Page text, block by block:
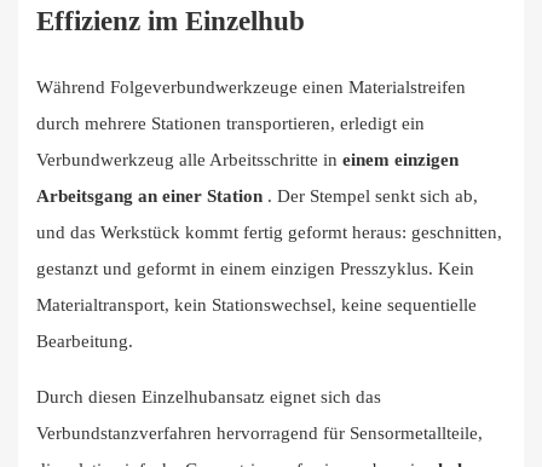
Effizienz im Einzelhub
Während Folgeverbundwerkzeuge einen Materialstreifen
durch mehrere Stationen transportieren, erledigt ein
Verbundwerkzeug alle Arbeitsschritte in einem einzigen
Arbeitsgang an einer Station . Der Stempel senkt sich ab,
und das Werkstück kommt fertig geformt heraus: geschnitten,
gestanzt und geformt in einem einzigen Presszyklus. Kein
Materialtransport, kein Stationswechsel, keine sequentielle
Bearbeitung.
Durch diesen Einzelhubansatz eignet sich das
Verbundstanzverfahren hervorragend für Sensormetallteile,